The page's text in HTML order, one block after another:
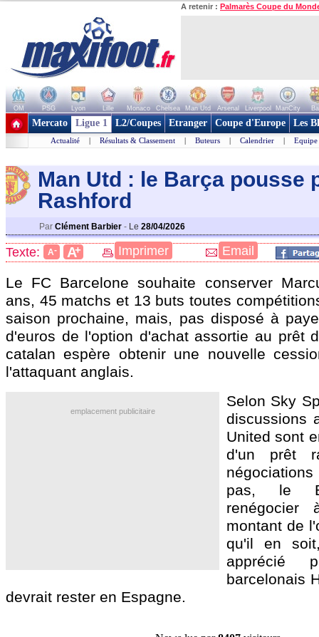
A retenir : Palmarès Coupe du
OM PSG Lyon Lille Monaco Chelsea Man Utd Arsenal Liverpool ManCity
+ de clubs
Mercato Ligue 1 L2/Coupes Etranger Coupe d'Europe Les
Actualité | Résultats & Classement | Buteurs | Calendrier | Equipe
Man Utd : le Barça pousse
Rashford
Par Clément Barbier - Le 28/04/2026
Texte: A- A+ Imprimer Email
Le FC Barcelone souhaite conserver
ans, 45 matchs et 13 buts toutes
saison prochaine, mais, pas disposé à
d'euros de l'option d'achat assortie au prêt
catalan espère obtenir une nouvelle
l'attaquant anglais.
emplacement publicitaire
Selon Sky
discussions
United sont
d'un prêt
pas, le
montant de
qu'il en
apprécié
barcelonais
devrait rester en Espagne.